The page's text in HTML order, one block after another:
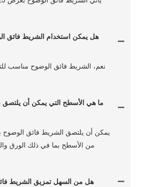
هل يمكن استخدام الشريط فائق
نعم، الشريط فائق الوضوح مناسب
ما هي الأسطح التي يمكن أن يلتصق
يمكن أن يلتصق الشريط فائق الوضوح
من الأسطح بما في ذلك الورق
هل من السهل تمزيق الشريط